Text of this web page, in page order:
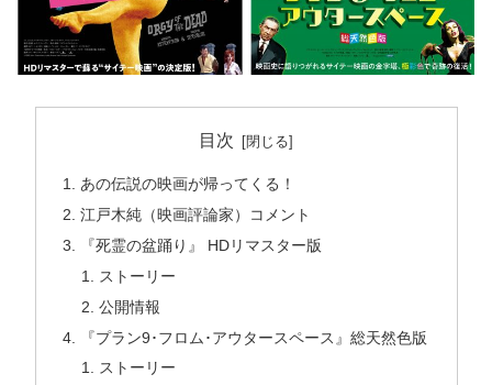
目次
あの伝説の映画が帰ってくる！
江戸木純（映画評論家）コメント
『死霊の盆踊り』 HDリマスター版
ストーリー
公開情報
『プラン9･フロム･アウタースペース』総天然色版
ストーリー